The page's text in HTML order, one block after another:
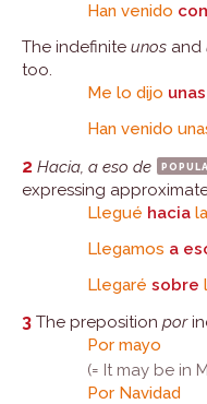
Han venido
The indefinite unos and
too.
Me lo dijo unas
Han venido
2 Hacia, a eso de
expressing
Llegué hacia
Llegamos a
Llegaré sobre
3 The preposition por
Por mayo
(= It may be in
Por Navidad